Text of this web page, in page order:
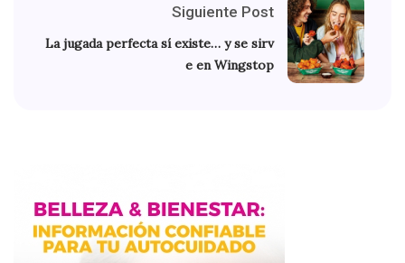
Siguiente Post
La jugada perfecta sí existe… y se sirv
e en Wingstop